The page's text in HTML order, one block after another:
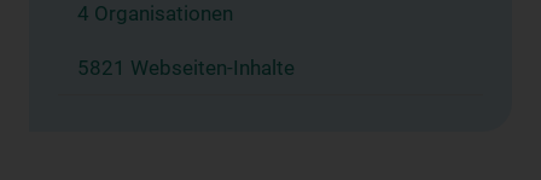
4 Organisationen
5821 Webseiten-Inhalte